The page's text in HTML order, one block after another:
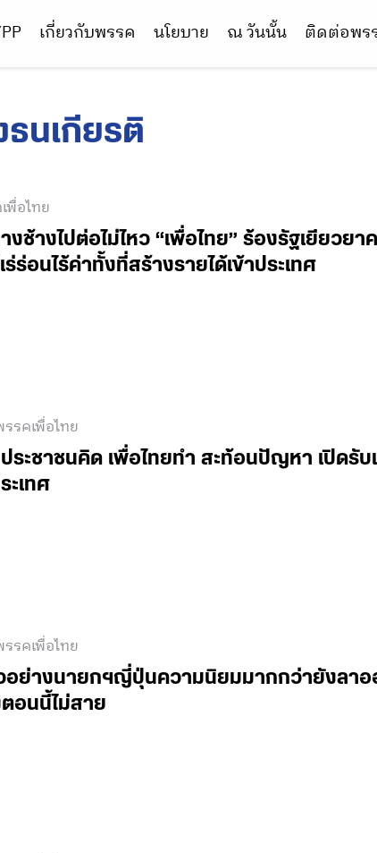
เกี่ยวกับพรรค นโยบาย ณ วันนั้น ติดต่อพร
นเกียรติ
พื่อไทย
ช้างไปต่อไม่ไหว “เพื่อไทย” ร้องรัฐเยียวย
อนไร้ค่าทั้งที่สร้างรายได้เข้าประเทศ
รคเพื่อไทย
ระชาชนคิด เพื่อไทยทำ สะท้อนปัญหา เปิดรั
ะเทศ
รคเพื่อไทย
อย่างนายกฯญี่ปุ่นความนิยมมากกว่ายังลา
อนนี้ไม่สาย